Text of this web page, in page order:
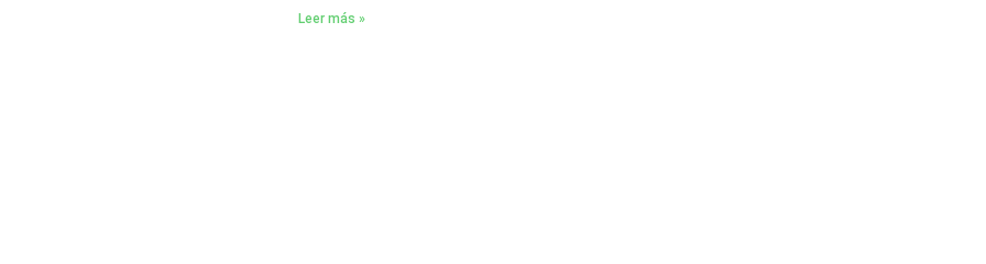
Leer más »